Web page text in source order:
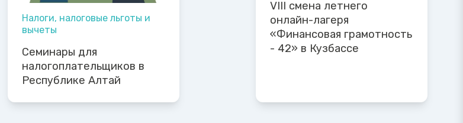
Налоги, налоговые льготы и
вычеты
Семинары для
налогоплательщиков в
Республике Алтай
VIII смена летнего
онлайн-лагеря
«Финансовая грамотность
- 42» в Кузбассе